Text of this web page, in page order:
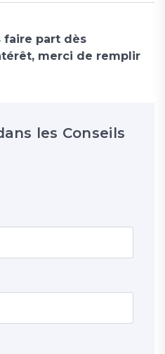
faire part dès
merci de remplir
les Conseils